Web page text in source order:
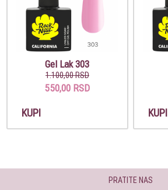
Gel Lak 303
1.100,00 RSD
550,00 RSD
KUPI KUPI
PRATITE NAS